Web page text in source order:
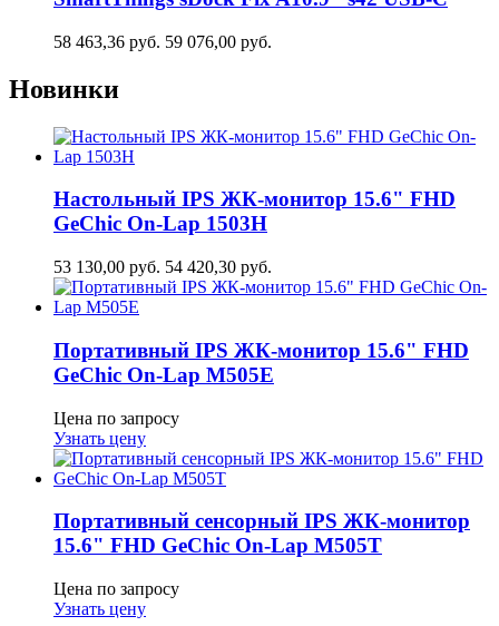
58 463,36 руб. 59 076,00 руб.
Новинки
Настольный IPS ЖК-монитор 15.6" FHD
GeСhic On-Lap 1503H
53 130,00 руб. 54 420,30 руб.
Портативный IPS ЖК-монитор 15.6" FHD
GeСhic On-Lap M505E
Цена по запросу
Узнать цену
Портативный сенсорный IPS ЖК-монитор
15.6" FHD GeСhic On-Lap M505T
Цена по запросу
Узнать цену